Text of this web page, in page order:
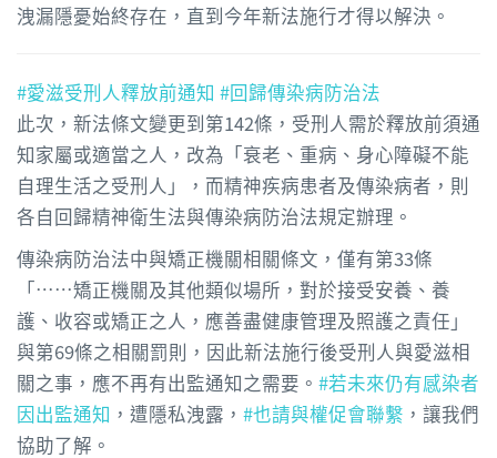
洩漏隱憂始終存在，直到今年新法施行才得以解決。
#愛滋受刑人釋放前通知 #回歸傳染病防治法
此次，新法條文變更到第142條，受刑人需於釋放前須通
知家屬或適當之人，改為「衰老、重病、身心障礙不能
自理生活之受刑人」，而精神疾病患者及傳染病者，則
各自回歸精神衛生法與傳染病防治法規定辦理。
傳染病防治法中與矯正機關相關條文，僅有第33條
「⋯⋯矯正機關及其他類似場所，對於接受安養、養
護、收容或矯正之人，應善盡健康管理及照護之責任」
與第69條之相關罰則，因此新法施行後受刑人與愛滋相
關之事，應不再有出監通知之需要。 #若未來仍有感染者
因出監通知 ，遭隱私洩露， #也請與權促會聯繫 ，讓我們
協助了解。